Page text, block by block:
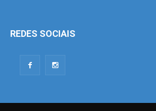
REDES SOCIAIS